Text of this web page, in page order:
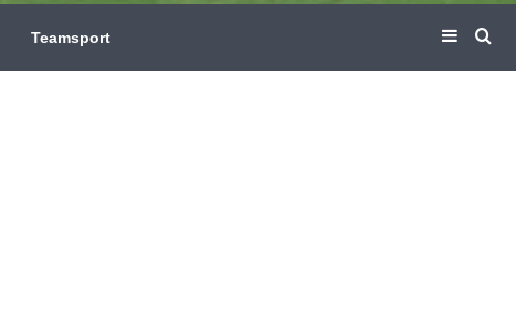
Teamsport